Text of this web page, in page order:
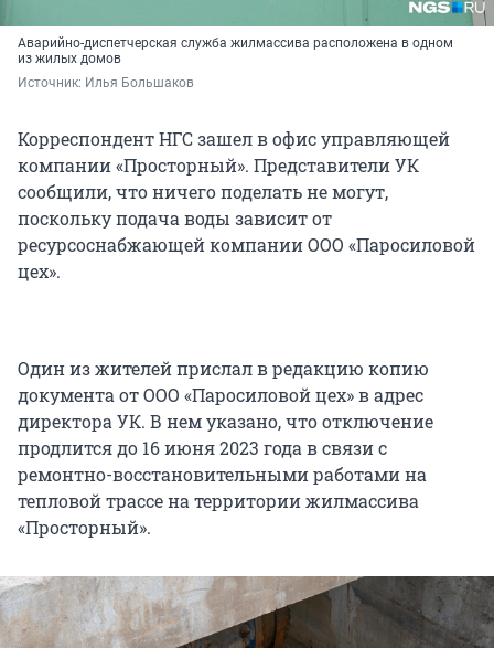
Аварийно-диспетчерская служба жилмассива расположена в одном
из жилых домов
Источник: Илья Большаков
Корреспондент НГС зашел в офис управляющей
компании «Просторный». Представители УК
сообщили, что ничего поделать не могут,
поскольку подача воды зависит от
ресурсоснабжающей компании ООО «Паросиловой
цех».
Один из жителей прислал в редакцию копию
документа от ООО «Паросиловой цех» в адрес
директора УК. В нем указано, что отключение
продлится до 16 июня 2023 года в связи с
ремонтно-восстановительными работами на
тепловой трассе на территории жилмассива
«Просторный».